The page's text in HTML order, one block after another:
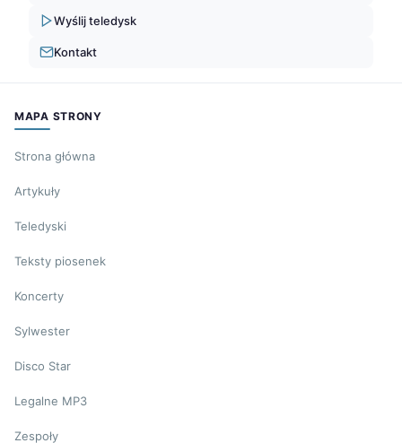
Wyślij teledysk
Kontakt
MAPA STRONY
Strona główna
Artykuły
Teledyski
Teksty piosenek
Koncerty
Sylwester
Disco Star
Legalne MP3
Zespoły